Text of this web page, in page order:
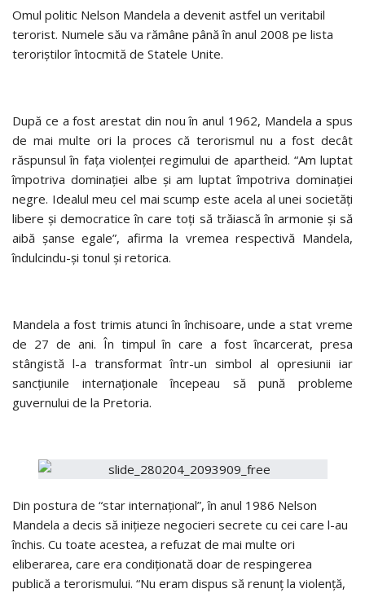
Omul politic Nelson Mandela a devenit astfel un veritabil
terorist. Numele său va rămâne până în anul 2008 pe lista
teroriştilor întocmită de Statele Unite.
După ce a fost arestat din nou în anul 1962, Mandela a spus
de mai multe ori la proces că terorismul nu a fost decât
răspunsul în faţa violenţei regimului de apartheid. “Am luptat
împotriva dominaţiei albe şi am luptat împotriva dominaţiei
negre. Idealul meu cel mai scump este acela al unei societăţi
libere şi democratice în care toţi să trăiască în armonie şi să
aibă şanse egale”, afirma la vremea respectivă Mandela,
îndulcindu-şi tonul şi retorica.
Mandela a fost trimis atunci în închisoare, unde a stat vreme
de 27 de ani. În timpul în care a fost încarcerat, presa
stângistă l-a transformat într-un simbol al opresiunii iar
sancţiunile internaţionale începeau să pună probleme
guvernului de la Pretoria.
Din postura de “star internaţional”, în anul 1986 Nelson
Mandela a decis să iniţieze negocieri secrete cu cei care l-au
închis. Cu toate acestea, a refuzat de mai multe ori
eliberarea, care era condiţionată doar de respingerea
publică a terorismului. “Nu eram dispus să renunţ la violenţă,